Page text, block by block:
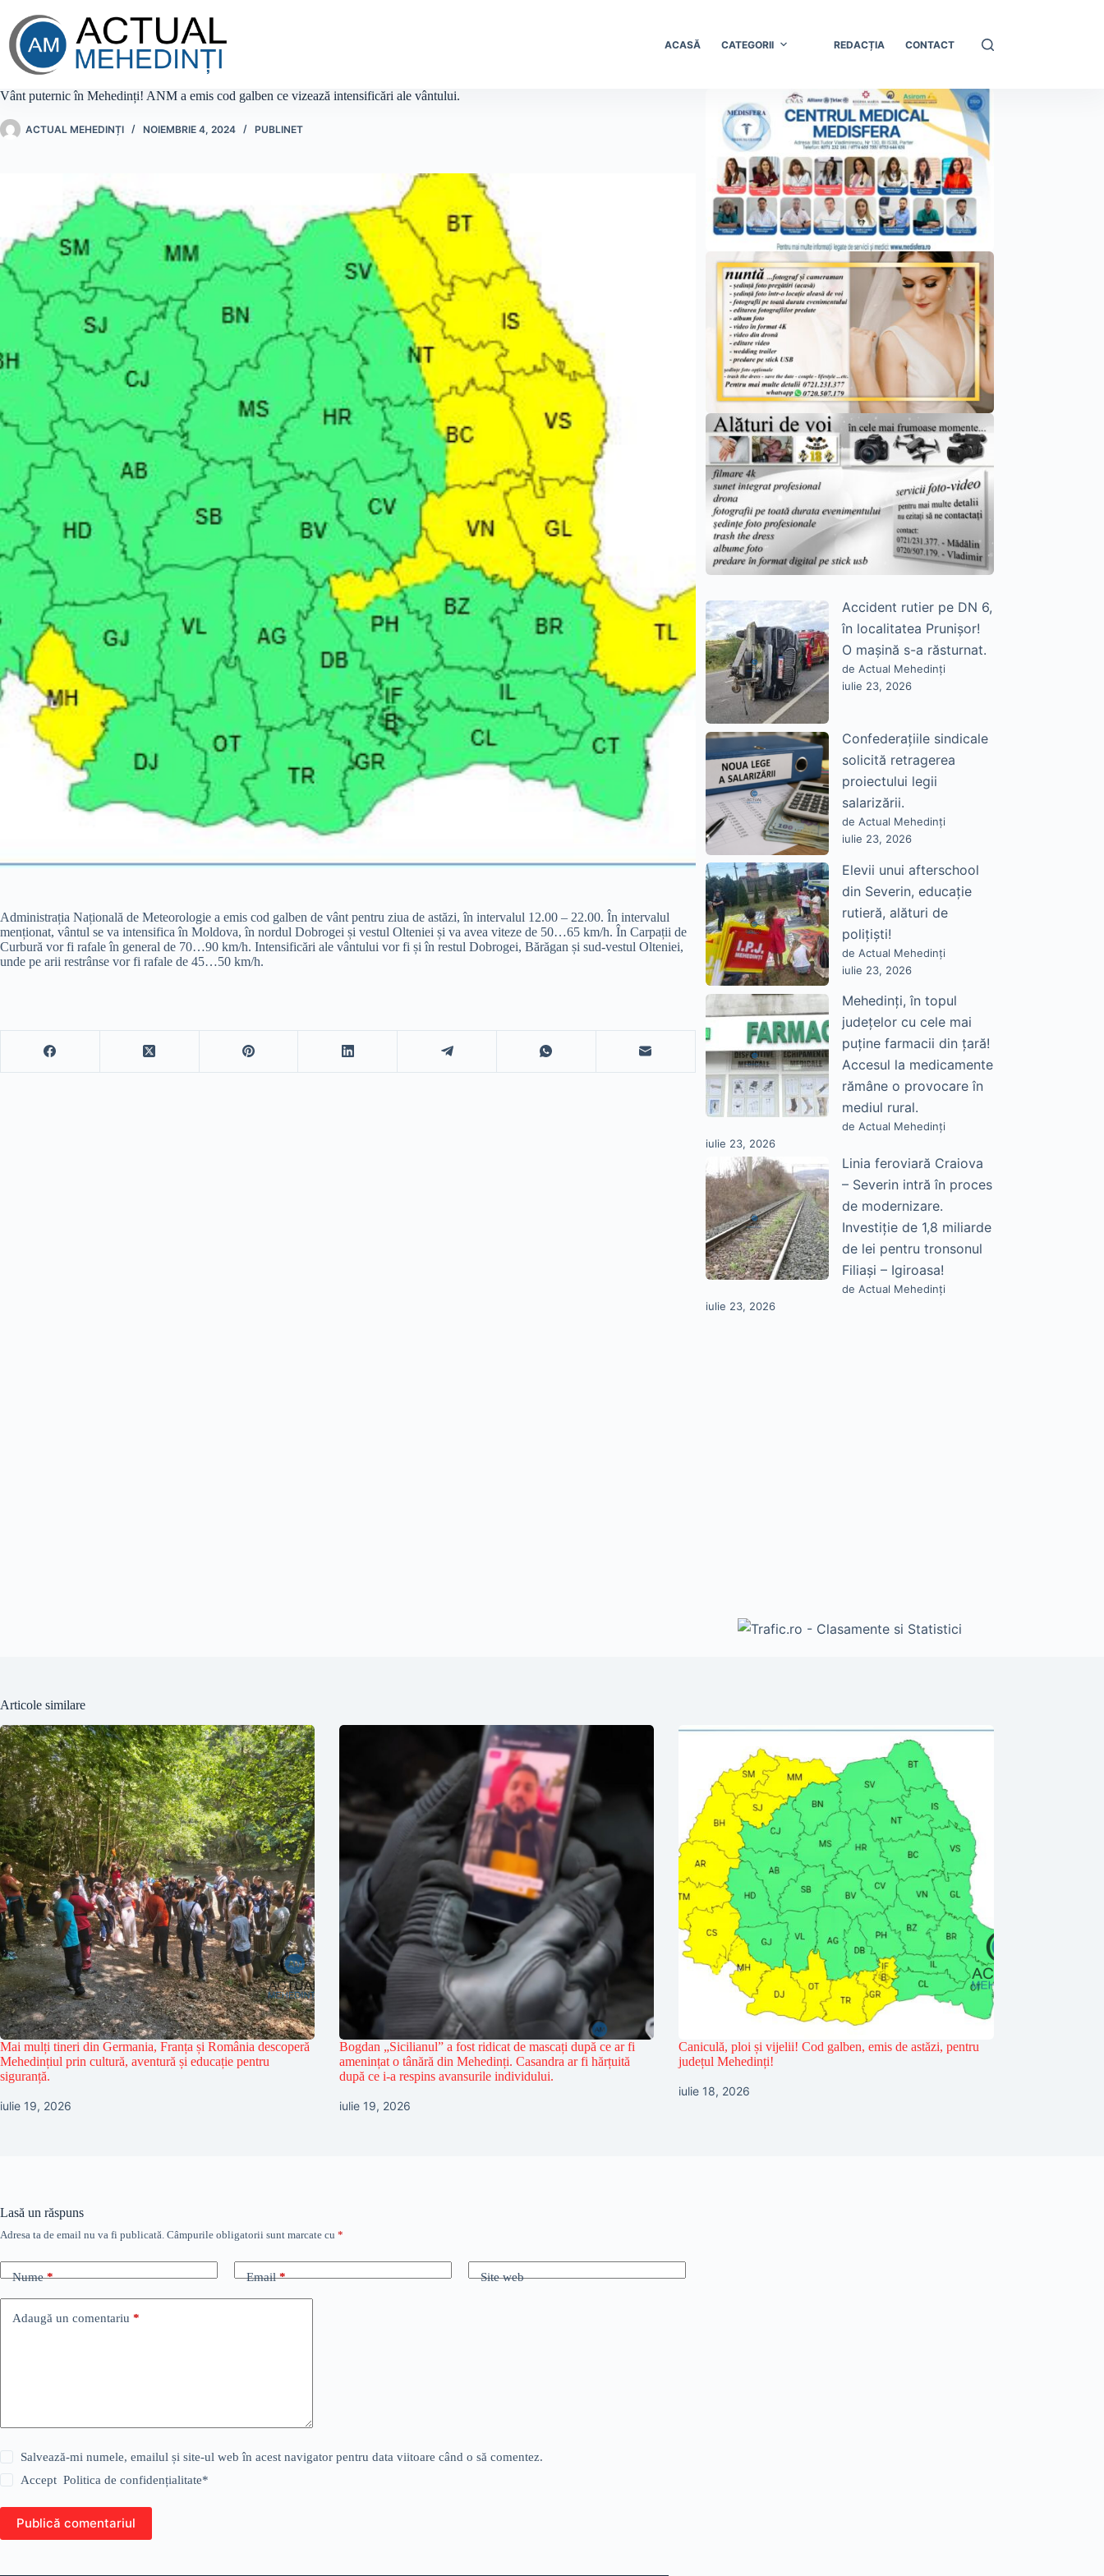
conținut
ACASĂ CATEGORII REDACȚIA CONTACT
Vânt puternic în Mehedinți! ANM a emis cod galben ce vizează intensificări ale vântului.
ACTUAL MEHEDINȚI NOIEMBRIE 4, 2024 PUBLINET
Administrația Națională de Meteorologie a emis cod galben de vânt pentru ziua de astăzi, în intervalul 12.00 – 22.00. În intervalul
menționat, vântul se va intensifica în Moldova, în nordul Dobrogei și vestul Olteniei și va avea viteze de 50…65 km/h. În Carpații de
Curbură vor fi rafale în general de 70…90 km/h. Intensificări ale vântului vor fi și în restul Dobrogei, Bărăgan și sud-vestul Olteniei,
unde pe arii restrânse vor fi rafale de 45…50 km/h.
Accident rutier pe DN 6,
în localitatea Prunișor!
O mașină s-a răsturnat.
de Actual Mehedinți
iulie 23, 2026
Confederațiile sindicale
solicită retragerea
proiectului legii
salarizării.
de Actual Mehedinți
iulie 23, 2026
Elevii unui afterschool
din Severin, educație
rutieră, alături de
polițiști!
de Actual Mehedinți
iulie 23, 2026
Mehedinți, în topul
județelor cu cele mai
puține farmacii din țară!
Accesul la medicamente
rămâne o provocare în
mediul rural.
de Actual Mehedinți
iulie 23, 2026
Linia feroviară Craiova
– Severin intră în proces
de modernizare.
Investiție de 1,8 miliarde
de lei pentru tronsonul
Filiași – Igiroasa!
de Actual Mehedinți
iulie 23, 2026
Articole similare
Mai mulți tineri din Germania, Franța și România descoperă
Mehedințiul prin cultură, aventură și educație pentru
siguranță.
iulie 19, 2026
Bogdan „Sicilianul” a fost ridicat de mascați după ce ar fi
amenințat o tânără din Mehedinți. Casandra ar fi hărțuită
după ce i-a respins avansurile individului.
iulie 19, 2026
Caniculă, ploi și vijelii! Cod galben, emis de astăzi, pentru
județul Mehedinți!
iulie 18, 2026
Lasă un răspuns
Adresa ta de email nu va fi publicată. Câmpurile obligatorii sunt marcate cu *
Nume* Email* Site web
Adaugă un comentariu *
Salvează-mi numele, emailul și site-ul web în acest navigator pentru data viitoare când o să comentez.
AcceptPolitica de confidențialitate*
Publică comentariul